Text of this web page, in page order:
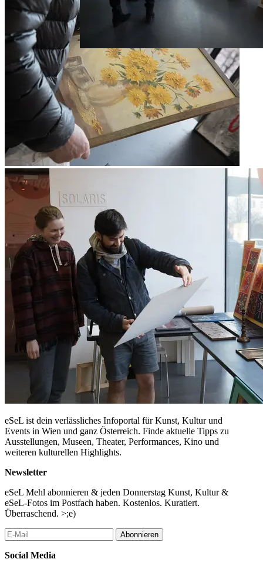
eSeL ist dein verlässliches Infoportal für Kunst, Kultur und
Events in Wien und ganz Österreich. Finde aktuelle Tipps zu
Ausstellungen, Museen, Theater, Performances, Kino und
weiteren kulturellen Highlights.
Newsletter
eSeL Mehl abonnieren & jeden Donnerstag Kunst, Kultur &
eSeL-Fotos im Postfach haben. Kostenlos. Kuratiert.
Überraschend. >;e)
Abonnieren
Social Media